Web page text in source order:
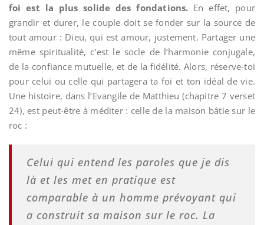
foi est la plus solide des fondations. En effet, pour
grandir et durer, le couple doit se fonder sur la source de
tout amour : Dieu, qui est amour, justement. Partager une
même spiritualité, c’est le socle de l’harmonie conjugale,
de la confiance mutuelle, et de la fidélité. Alors, réserve-toi
pour celui ou celle qui partagera ta foi et ton idéal de vie.
Une histoire, dans l’Evangile de Matthieu (chapitre 7 verset
24), est peut-être à méditer : celle de la maison bâtie sur le
roc :
Celui qui entend les paroles que je dis
là et les met en pratique est
comparable à un homme prévoyant qui
a construit sa maison sur le roc. La